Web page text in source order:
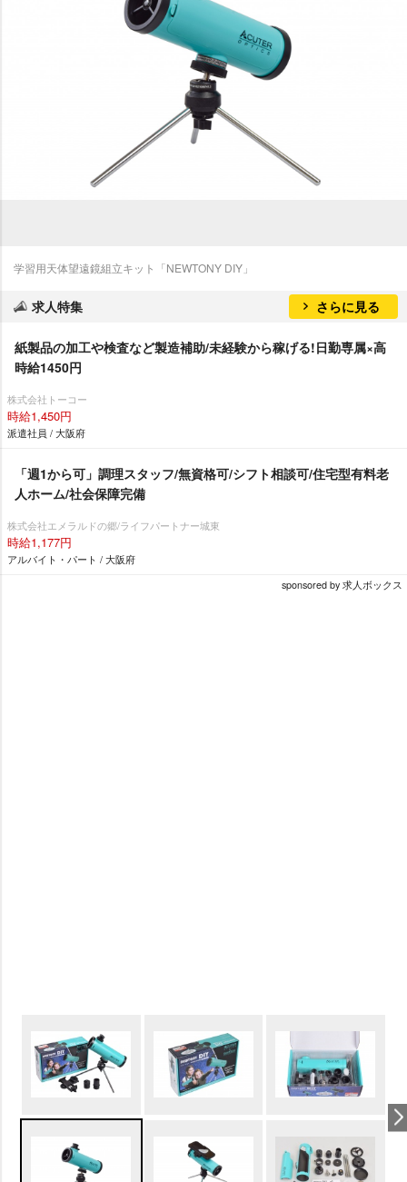
学習用天体望遠鏡組立キット「NEWTONY DIY」
求人特集 さらに見る
紙製品の加工や検査など製造補助/未経験から稼げる!日勤専属×高
時給1450円
株式会社トーコー
時給1,450円
派遣社員 / 大阪府
「週1から可」調理スタッフ/無資格可/シフト相談可/住宅型有料老
人ホーム/社会保障完備
株式会社エメラルドの郷/ライフパートナー城東
時給1,177円
アルバイト・パート / 大阪府
sponsored by 求人ボックス